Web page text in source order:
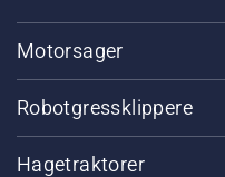
Motorsager
Robotgressklippere
Hagetraktorer